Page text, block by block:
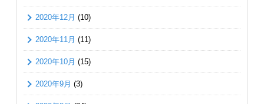
2020年12月 (10)
2020年11月 (11)
2020年10月 (15)
2020年9月 (3)